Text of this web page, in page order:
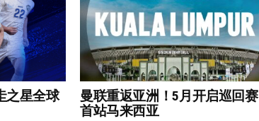
之星全球
曼联重返亚洲！5月开启巡回赛
首站马来西亚